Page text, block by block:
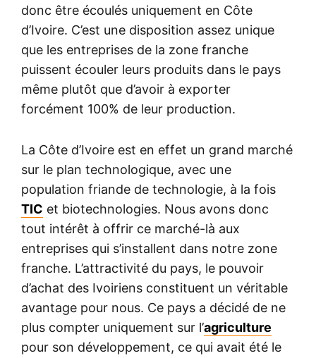
donc être écoulés uniquement en Côte
d’Ivoire. C’est une disposition assez unique
que les entreprises de la zone franche
puissent écouler leurs produits dans le pays
même plutôt que d’avoir à exporter
forcément 100% de leur production.
La Côte d’Ivoire est en effet un grand marché
sur le plan technologique, avec une
population friande de technologie, à la fois
TIC et biotechnologies. Nous avons donc
tout intérêt à offrir ce marché-là aux
entreprises qui s’installent dans notre zone
franche. L’attractivité du pays, le pouvoir
d’achat des Ivoiriens constituent un véritable
avantage pour nous. Ce pays a décidé de ne
plus compter uniquement sur l’agriculture
pour son développement, ce qui avait été le